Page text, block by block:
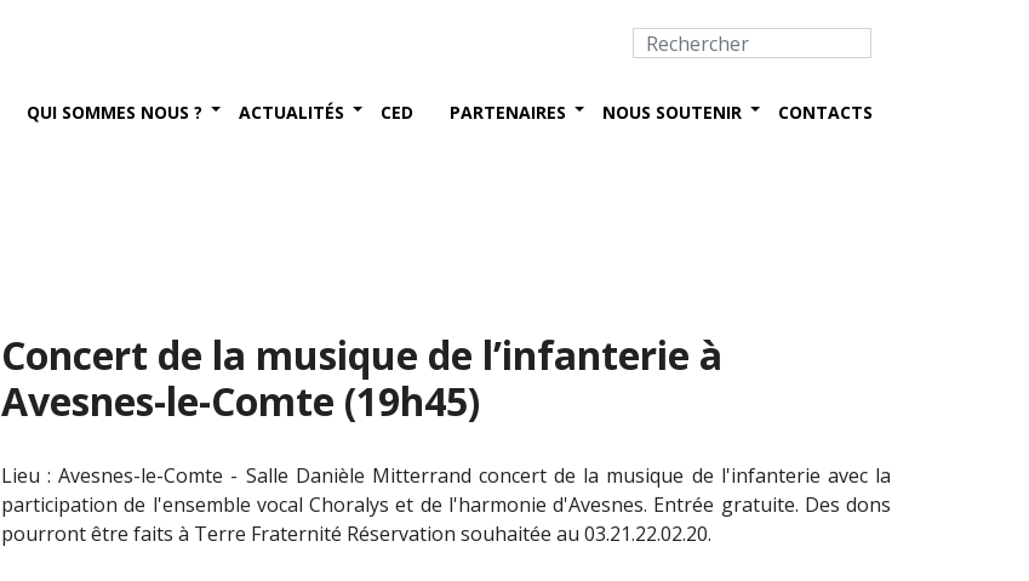
QUI SOMMES NOUS ? ACTUALITÉS CED PARTENAIRES NOUS SOUTENIR CONTACTS
Concert de la musique de l’infanterie à
Avesnes-le-Comte (19h45)
Lieu : Avesnes-le-Comte - Salle Danièle Mitterrand concert de la musique de l'infanterie avec la
participation de l'ensemble vocal Choralys et de l'harmonie d'Avesnes. Entrée gratuite. Des dons
pourront être faits à Terre Fraternité Réservation souhaitée au 03.21.22.02.20.